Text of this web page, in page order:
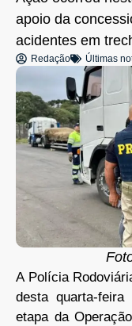
apoio da
acidentes em
Redação Últimas
A Polícia
desta quarta-
etapa da